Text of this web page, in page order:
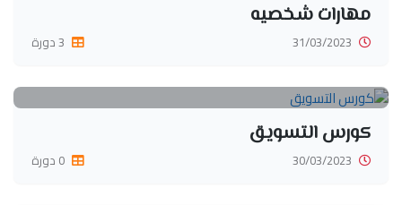
مهارات شخصيه
31/03/2023 3 دورة
كورس التسويق
30/03/2023 0 دورة